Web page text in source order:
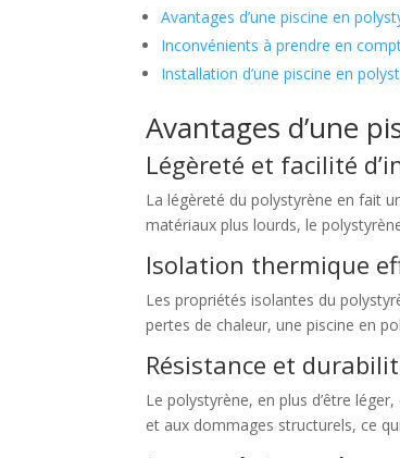
Avantages d’une piscine en
Inconvénients à prendre en
Installation d’une piscine en
Avantages d’une
Légèreté et facilité
La légèreté du polystyrène en fait
matériaux plus lourds, le
Isolation thermique
Les propriétés isolantes du
pertes de chaleur, une piscine en
Résistance et
Le polystyrène, en plus d’être
et aux dommages structurels, ce